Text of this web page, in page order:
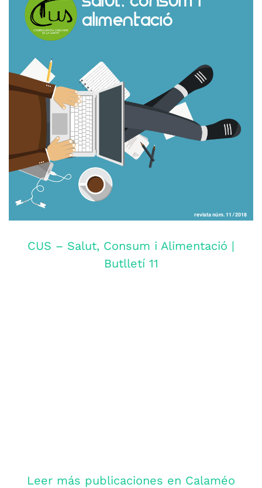
CUS – Salut, Consum i Alimentació |
Butlletí 11
Leer más publicaciones en Calaméo